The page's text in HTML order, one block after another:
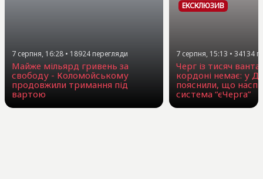
7 серпня, 16:28 • 18924 перегляди
Майже мільярд гривень за
свободу - Коломойському
продовжили тримання під
вартою
ЕКСКЛЮЗИВ
7 серпня, 15:13 • 34134
Черг із тисяч
кордоні немає: у
пояснили, що
система “єЧерга”